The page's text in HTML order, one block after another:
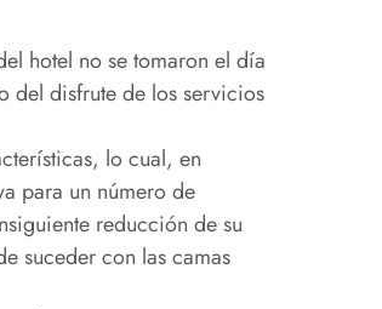
hotel no se tomaron el día
del disfrute de los servicios
lo cual, en
para un número de
reducción de su
suceder con las camas